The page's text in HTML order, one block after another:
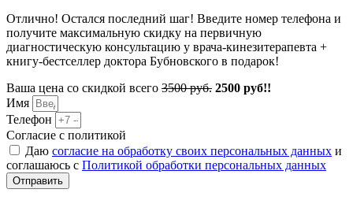
Отлично! Остался последний шаг! Введите номер телефона и
получите максимальную скидку на первичную
диагностическую консультацию у врача-кинезитерапевта +
книгу-бестселлер доктора Бубновского в подарок!
Ваша цена со скидкой всего 3500 руб. 2500 руб!!
Имя
Телефон
Согласие с политикой
Даю согласие на обработку своих персональных данных и
соглашаюсь с Политикой обработки персональных данных
Отправить